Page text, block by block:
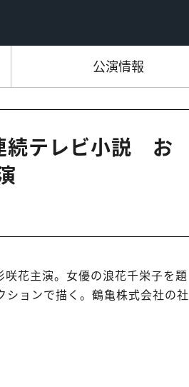
公演情報
続テレビ小説 お
花主演。女優の浪花千栄子を題
ョンで描く。鶴亀株式会社の社